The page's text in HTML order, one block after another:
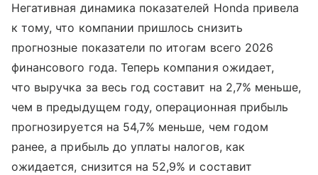
Негативная динамика показателей Honda привела
к тому, что компании пришлось снизить
прогнозные показатели по итогам всего 2026
финансового года. Теперь компания ожидает,
что выручка за весь год составит на 2,7% меньше,
чем в предыдущем году, операционная прибыль
прогнозируется на 54,7% меньше, чем годом
ранее, а прибыль до уплаты налогов, как
ожидается, снизится на 52,9% и составит